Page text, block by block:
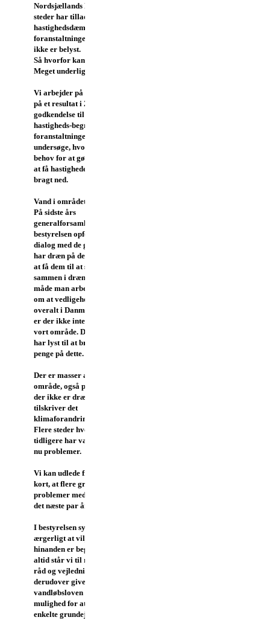
Nordsjællands Politis flere
steder har tilladt opsætning af
hastighedsdæmpende
foranstaltninger (bump) som
ikke er belyst.
Så hvorfor kan vi ikke få lov.
Meget underligt, synes vi.
Vi arbejder på sagen, og håber
på et resultat i 2016. Får vi en
godkendelse til at opsætte
hastigheds-begrænsende
foranstaltninger, vil vi igen
undersøge, hvor der er største
behov for at gøre en indsats for
at få hastigheden i området
bragt ned.
Vand i området
På sidste års
generalforsamling blev
bestyrelsen opfordret til at gå i
dialog med de grundejere der
har dræn på deres grunde, for
at få dem til at slutte sig
sammen i drænlaug. Det er den
måde man arbejder sammen
om at vedligeholde dræn
overalt i Danmark. Desværre
er der ikke interesse for dette i
vort område. Der er ingen der
har lyst til at bruge tid og
penge på dette.
Der er masser af vand i vort
område, også på grunde hvor
der ikke er dræn. Eksperterne
tilskriver det
klimaforandringerne i disse år.
Flere steder hvor der ikke
tidligere har været vand er der
nu problemer.
Vi kan udlede fra kommunens
kort, at flere grundejere får
problemer med vand i løbet af
det næste par år.
I bestyrelsen synes vi det er
ærgerligt at viljen til at hjælpe
hinanden er begrænset. Som
altid står vi til rådighed med
råd og vejledning, men
derudover giver
vandløbsloven os ikke
mulighed for at være part i den
enkelte grundejers problemer.